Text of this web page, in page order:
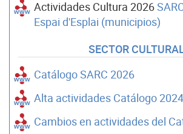
Actividades Cultura 2026
Espai d'Esplai (municipios)
SECTOR
Catálogo SARC 2026
Alta actividades Catálogo
Cambios en actividades del